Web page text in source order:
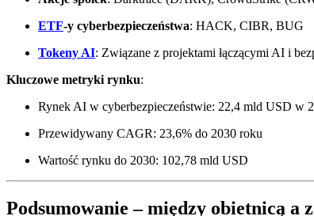
ETF-y cyberbezpieczeństwa: HACK, CIBR, BUG
Tokeny AI: Związane z projektami łączącymi AI i
Kluczowe metryki rynku:
Rynek AI w cyberbezpieczeństwie: 22,4 mld USD w
Przewidywany CAGR: 23,6% do 2030 roku
Wartość rynku do 2030: 102,78 mld USD
Podsumowanie – między obietnicą a